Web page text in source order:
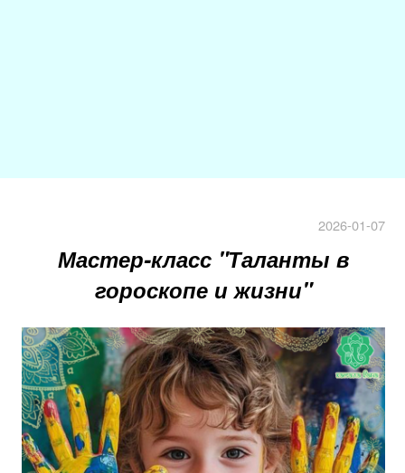
2026-01-07
Мастер-класс "Таланты в
гороскопе и жизни"